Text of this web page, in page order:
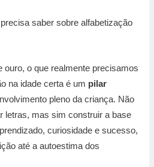
ouro, o que realmente precisamos
na idade certa é um pilar
pleno da criança. Não
letras, mas sim construir a base
curiosidade e sucesso,
até a autoestima dos